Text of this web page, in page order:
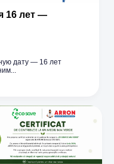
16 лет —
дату — 16 лет